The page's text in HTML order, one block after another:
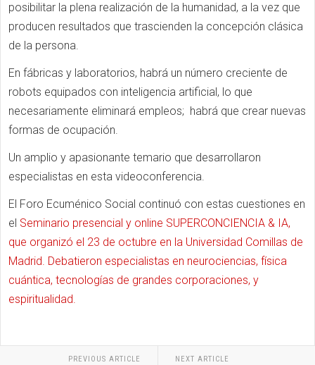
posibilitar la plena realización de la humanidad, a la vez que
producen resultados que trascienden la concepción clásica
de la persona.
En fábricas y laboratorios, habrá un número creciente de
robots equipados con inteligencia artificial, lo que
necesariamente eliminará empleos; habrá que crear nuevas
formas de ocupación.
Un amplio y apasionante temario que desarrollaron
especialistas en esta videoconferencia.
El Foro Ecuménico Social continuó con estas cuestiones en
el Seminario presencial y online SUPERCONCIENCIA & IA,
que organizó el 23 de octubre en la Universidad Comillas de
Madrid. Debatieron especialistas en neurociencias, física
cuántica, tecnologías de grandes corporaciones, y
espiritualidad.
PREVIOUS ARTICLE NEXT ARTICLE